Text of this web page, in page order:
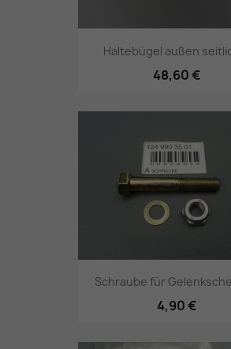
Haltebügel außen
48,60 €
Schraube für
4,90 €